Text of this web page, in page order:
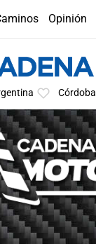
Opinión
Córdoba